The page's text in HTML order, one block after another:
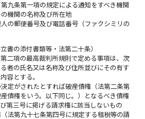
九条第一項の規定による通知をすべき機関
機関の名称及び所在地
の郵便番号及び電話番号（ファクシミリの
書の添付書類等・法第二十条）
二項の最高裁判所規則で定める事項は、次
者の氏名又は名称及び住所並びにその有す
容とする。
定がされたとすれば破産債権（法第二条第
債権をいう。以下同じ。）となるべき債権
第三号に掲げる請求権に該当しないもの
法第九十七条第四号に規定する租税等の請